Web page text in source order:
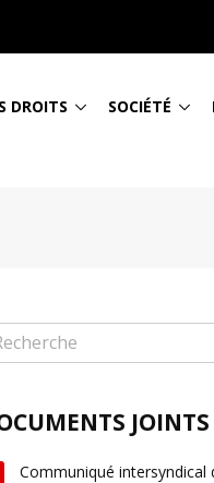
DROITS SOCIÉTÉ
JOINTS
Communiqué intersyndical